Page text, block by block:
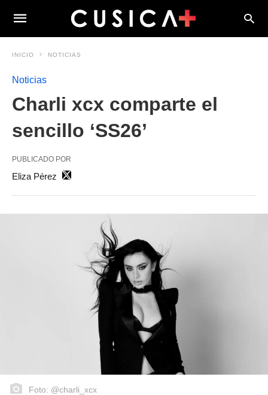
INICIO NOTICIAS
Noticias
Charli xcx comparte el
sencillo ‘SS26’
PUBLICADO POR
Eliza Pérez
Foto: @charli_xcx